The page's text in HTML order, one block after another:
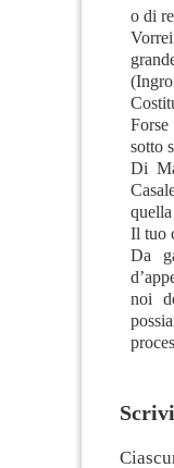
o di
sotto
Di
Il tuo
Da
noi